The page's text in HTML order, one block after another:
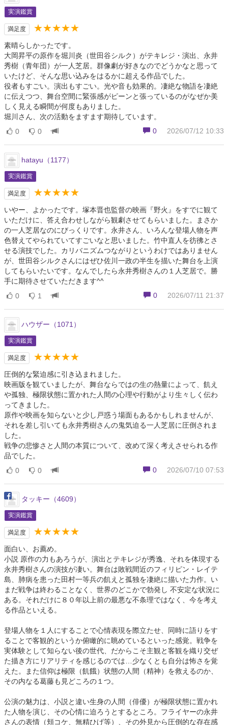
実演鑑賞
満足度 ★★★★★
素晴らしかったです。
大岡昇平の原作を堀川炎（世田谷シルク）がテキレジ・演出、永井
秀樹（青年団）が一人芝居。群像劇が好きなのでどうかなと思って
いたけど、そんな思い込みをはるかに超える作品でした。
役者もすごい。演出もすごい。光や音も効果的。凄絶な物語を凄絶
に伝えつつ、舞台空間に緊張感がピーンと張っているのがなぜか美
しく見える瞬間が何度もありました。
堀川さん、次の活動をますます期待しています。
0
2026/07/12 10:33
0 0
hatayu（1177）
実演鑑賞
満足度 ★★★★★
いやー、よかったです。塚本晋也監督の映画『野火』をすでに観て
いただけに、答え合わせしながら観劇させてもらいました。まさか
の一人芝居なのにびっくりです。永井さん、いろんな登場人物を声
色替えてやられていてすごいなと思いました。竹中直人を彷彿とさ
せる演技でした。カリバニズムつながりというわけではありません
が、世田谷シルクさんにはぜひ佐川一政の半生を描いた舞台を上演
してもらいたいです。なんでしたら永井秀樹さんの１人芝居で。勝
手に期待させていただきます^^
0
2026/07/11 21:37
0 1
ハウザー（1071）
実演鑑賞
満足度 ★★★★★
圧倒的な緊迫感に引き込まれました。
映画版を観ていましたが、舞台ならではの生の熱量によって、飢え
や孤独、極限状態に置かれた人間の心理や行動がより生々しく伝わ
ってきました。
原作や映画を知らないと少し戸惑う場面もあるかもしれませんが、
それを差し引いても永井秀樹さんの鬼気迫る一人芝居に圧倒されま
した。
戦争の悲惨さと人間の本質について、改めて深く考えさせられる作
品でした。
0
2026/07/10 07:53
0 0
タッキー（4609）
実演鑑賞
満足度 ★★★★★
面白い、お薦め。
小説 原作の力もあろうが、演出とテキレジが秀逸、それを体現する
永井秀樹さんの演技が凄い。舞台は敗戦間近のフィリピン・レイテ
島、肺病を患った田村一等兵の飢えと孤独を凄絶に描いた力作。い
まだ戦争は終わることなく、世界のどこかで勃発し 不安定な状況に
ある。それだけに８０年以上前の最悪な不条理ではなく、今を考え
る作品といえる。
登場人物を１人にすることで心情表現を際立たせ、同時に語りをす
ることで客観的というか俯瞰的に眺めているといった感覚。戦争を
実体験として知らない後の世代、だからこそ主観と客観を織り交ぜ
た描き方にリアリティを感じるのでは…少なくとも自分は怖さを覚
えた。また信仰は極限（飢餓）状態の人間（精神）を救えるのか、
その内なる葛藤も見どころの１つ。
公演の魅力は、小説と違い生身の人間（俳優）が極限状態に置かれ
た人物を演じ、その心情に迫ろうとするところ。フライヤーの永井
さんの表情（頬コケ、無精ひげ等）、その外見から圧倒的な存在感